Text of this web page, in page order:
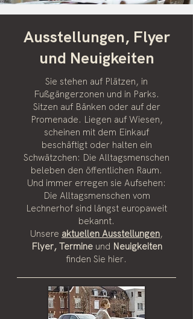
Ausstellungen, Flyer
und Neuigkeiten
Sie stehen auf Plätzen, in
Fußgängerzonen und in Parks.
Sitzen auf Bänken oder auf der
Promenade. Liegen auf Wiesen,
scheinen mit dem Einkauf
beschäftigt oder halten ein
Schwätzchen: Die Alltagsmenschen
beleben den öffentlichen Raum.
Und immer erregen sie Aufsehen:
Die Alltagsmenschen vom
Lechnerhof sind längst europaweit
bekannt.
Unsere aktuellen Ausstellungen,
Flyer, Termineund Neuigkeiten
finden Sie hier.